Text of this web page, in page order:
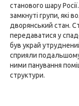
станового шару
замкнуті групи, які
дворянський стан.
передаватися у
був украй
сприяли
ними панування
структури.